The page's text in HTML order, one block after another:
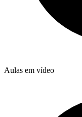
Aulas em vídeo